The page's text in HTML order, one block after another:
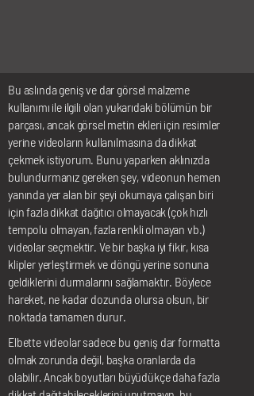
Bu aslında geniş ve dar görsel malzeme
kullanımı ile ilgili olan yukarıdaki bölümün bir
parçası, ancak görsel metin ekleri için resimler
yerine videoların kullanılmasına da dikkat
çekmek istiyorum. Bunu yaparken aklınızda
bulundurmanız gereken şey, videonun hemen
yanında yer alan bir şeyi okumaya çalışan biri
için fazla dikkat dağıtıcı olmayacak (çok hızlı
tempolu olmayan, fazla renkli olmayan vb.)
videolar seçmektir. Ve bir başka iyi fikir, kısa
klipler yerleştirmek ve döngü yerine sonuna
geldiklerini durmalarını sağlamaktır. Böylece
hareket, ne kadar dozunda olursa olsun, bir
noktada tamamen durur.
Elbette videolar sadece bu geniş dar formatta
olmak zorunda değil, başka oranlarda da
olabilir. Ancak boyutları büyüdükçe daha fazla